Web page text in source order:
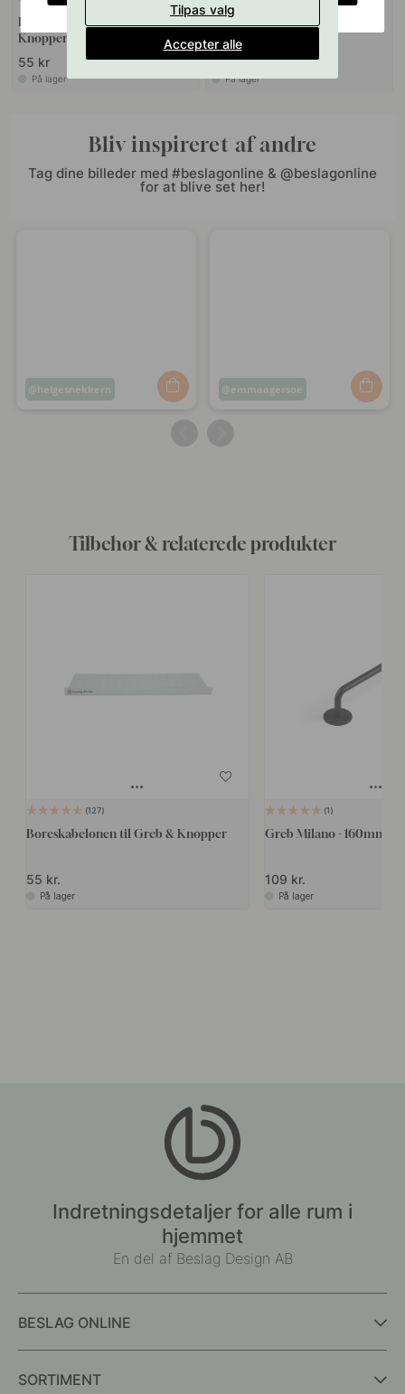
Boreskabelonen til Greb &
Knopper
55 kr
På lager
Knop Terra - Mat Sort
85 kr
På lager
Bliv inspireret af andre
Tag dine billeder med #beslagonline & @beslagonline
for at blive set her!
Opslag
helgesnekkern
Opslag
emmaagersoe
Tilbehør & relaterede produkter
127
Boreskabelonen til Greb & Knopper
55 kr.
På lager
1
Greb Milano - 160mm -
109 kr.
På lager
Indretningsdetaljer for alle rum i
hjemmet
En del af Beslag Design AB
BESLAG ONLINE
SORTIMENT
Tilpas valg
Accepter alle